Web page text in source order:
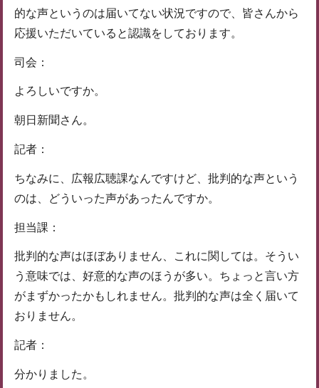
的な声というのは届いてない状況ですので、皆さんから
応援いただいていると認識をしております。
司会：
よろしいですか。
朝日新聞さん。
記者：
ちなみに、広報広聴課なんですけど、批判的な声という
のは、どういった声があったんですか。
担当課：
批判的な声はほぼありません、これに関しては。そうい
う意味では、好意的な声のほうが多い。ちょっと言い方
がまずかったかもしれません。批判的な声は全く届いて
おりません。
記者：
分かりました。